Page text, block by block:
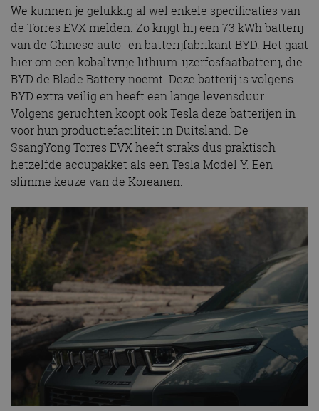
We kunnen je gelukkig al wel enkele specificaties van
de Torres EVX melden. Zo krijgt hij een 73 kWh batterij
van de Chinese auto- en batterijfabrikant BYD. Het gaat
hier om een kobaltvrije lithium-ijzerfosfaatbatterij, die
BYD de Blade Battery noemt. Deze batterij is volgens
BYD extra veilig en heeft een lange levensduur.
Volgens geruchten koopt ook Tesla deze batterijen in
voor hun productiefaciliteit in Duitsland. De
SsangYong Torres EVX heeft straks dus praktisch
hetzelfde accupakket als een Tesla Model Y. Een
slimme keuze van de Koreanen.